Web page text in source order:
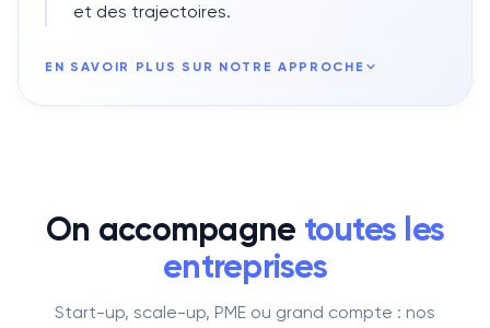
et des trajectoires.
EN SAVOIR PLUS SUR NOTRE APPROCHE
On accompagne toutes les
entreprises
Start-up, scale-up, PME ou grand compte : nos